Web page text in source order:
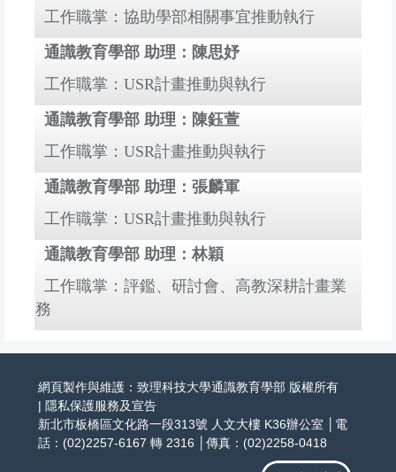
工作職掌：協助學部相關事宜推動執行
通識教育學部 助理：陳思妤
工作職掌：USR計畫推動與執行
通識教育學部 助理：陳鈺萱
工作職掌：USR計畫推動與執行
通識教育學部 助理：張麟軍
工作職掌：USR計畫推動與執行
通識教育學部 助理：林穎
工作職掌：評鑑、研討會、高教深耕計畫業
務
網頁製作與維護：致理科技大學通識教育學部 版權所有
| 隱私保護服務及宣告
新北市板橋區文化路一段313號 人文大樓 K36辦公室 │電
話：(02)2257-6167 轉 2316 │傳真：(02)2258-0418